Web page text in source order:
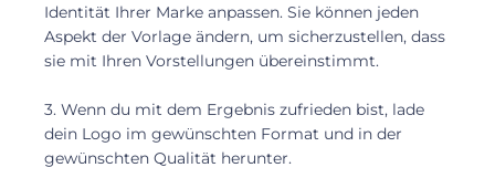
Identität Ihrer Marke anpassen. Sie können jeden
Aspekt der Vorlage ändern, um sicherzustellen, dass
sie mit Ihren Vorstellungen übereinstimmt.
3. Wenn du mit dem Ergebnis zufrieden bist, lade
dein Logo im gewünschten Format und in der
gewünschten Qualität herunter.